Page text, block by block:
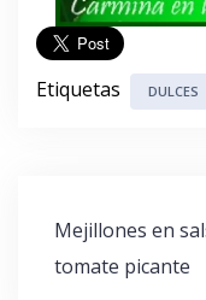
Etiquetas DULCES
Navegación
de
entradas
Mejillones en
tomate picante